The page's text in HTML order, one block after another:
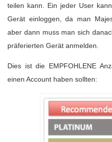
teilen kann. Ein jeder User
Gerät einloggen, da man
aber dann muss man sich
präferierten Gerät anmelden.
Dies ist die EMPFOHLENE
einen Account haben sollten: